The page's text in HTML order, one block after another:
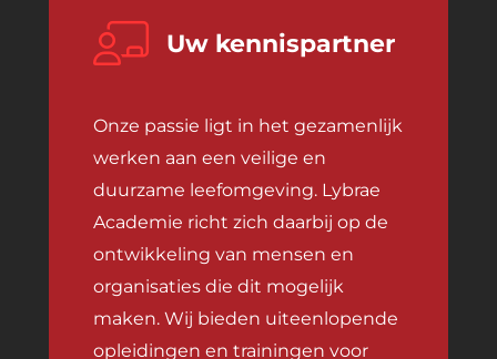
Uw kennispartner
Onze passie ligt in het gezamenlijk
werken aan een veilige en
duurzame leefomgeving. Lybrae
Academie richt zich daarbij op de
ontwikkeling van mensen en
organisaties die dit mogelijk
maken. Wij bieden uiteenlopende
opleidingen en trainingen voor